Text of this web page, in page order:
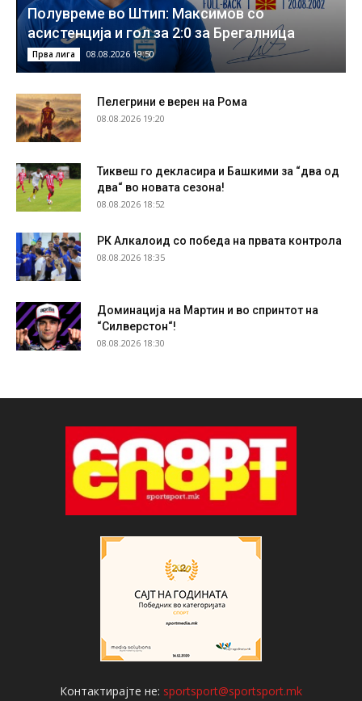
Полувреме во Штип: Максимов со
асистенција и гол за 2:0 за Брегалница
Прва лига 08.08.2026 19:50
Пелегрини е верен на Рома
08.08.2026 19:20
Тиквеш го декласира и Башкими за “два од
два“ во новата сезона!
08.08.2026 18:52
РК Алкалоид со победа на првата контрола
08.08.2026 18:35
Доминација на Мартин и во спринтот на
“Силверстон“!
08.08.2026 18:30
Контактирајте не: sportsport@sportsport.mk